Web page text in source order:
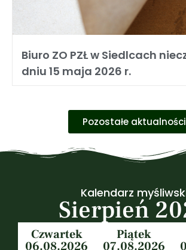
Biuro ZO PZŁ w Siedlcach
dniu 15 maja 2026 r.
Pozostałe aktualności
Kalendarz
Sierpień
Czwartek
06.08.2026
Piątek
07.08.2026